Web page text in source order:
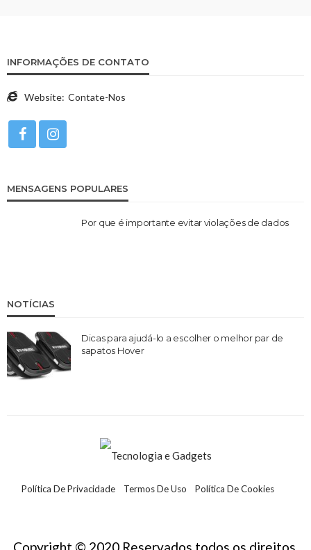
INFORMAÇÕES DE CONTATO
Website: Contate-Nos
MENSAGENS POPULARES
Por que é importante evitar violações de dados
NOTÍCIAS
Dicas para ajudá-lo a escolher o melhor par de
sapatos Hover
Política De Privacidade Termos De Uso Política De Cookies
Copyright © 2020 Reservados todos os direitos.